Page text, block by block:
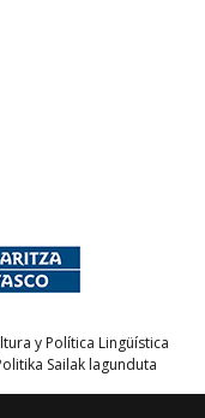
y Política Lingüística
Sailak lagunduta